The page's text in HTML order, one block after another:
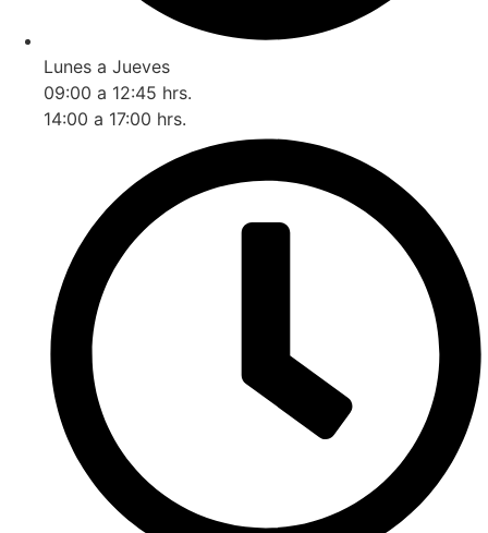
Lunes a Jueves
09:00 a 12:45 hrs.
14:00 a 17:00 hrs.